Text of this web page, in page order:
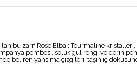
bu zarif Rose Elbait Tourmaline kristalleri,
pembesi, soluk gül rengi ve derin
beliren yansıma çizgileri, taşın iç